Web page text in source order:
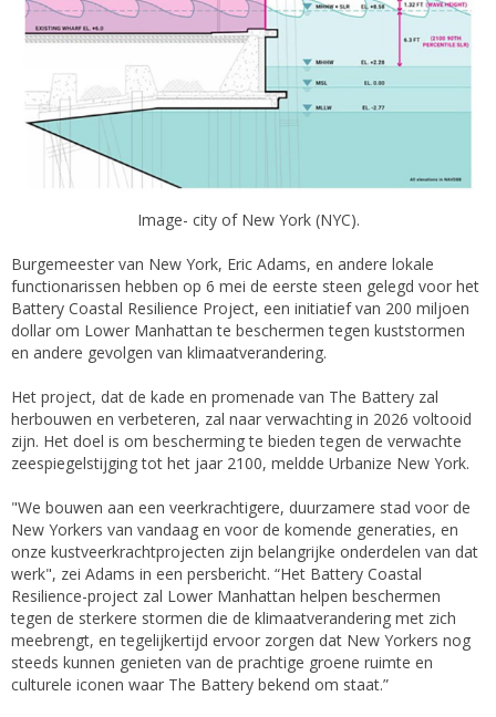
Image- city of New York (NYC).
Burgemeester van New York, Eric Adams, en andere lokale
functionarissen hebben op 6 mei de eerste steen gelegd voor het
Battery Coastal Resilience Project, een initiatief van 200 miljoen
dollar om Lower Manhattan te beschermen tegen kuststormen
en andere gevolgen van klimaatverandering.
Het project, dat de kade en promenade van The Battery zal
herbouwen en verbeteren, zal naar verwachting in 2026 voltooid
zijn. Het doel is om bescherming te bieden tegen de verwachte
zeespiegelstijging tot het jaar 2100, meldde Urbanize New York.
"We bouwen aan een veerkrachtigere, duurzamere stad voor de
New Yorkers van vandaag en voor de komende generaties, en
onze kustveerkrachtprojecten zijn belangrijke onderdelen van dat
werk", zei Adams in een persbericht. “Het Battery Coastal
Resilience-project zal Lower Manhattan helpen beschermen
tegen de sterkere stormen die de klimaatverandering met zich
meebrengt, en tegelijkertijd ervoor zorgen dat New Yorkers nog
steeds kunnen genieten van de prachtige groene ruimte en
culturele iconen waar The Battery bekend om staat.”